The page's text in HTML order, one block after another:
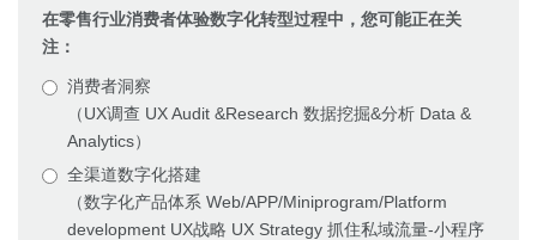
在零售行业消费者体验数字化转型过程中，您可能正在关
注：
消费者洞察
（UX调查 UX Audit &Research 数据挖掘&分析 Data &
Analytics）
全渠道数字化搭建
（数字化产品体系 Web/APP/Miniprogram/Platform
development UX战略 UX Strategy 抓住私域流量-小程序